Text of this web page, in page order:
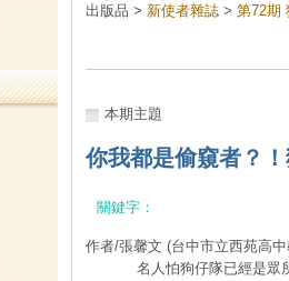
出版品 > 新使者雜誌 > 第72期
本期主題
你我都是偷窺者？
關鍵字：
作者/張馨文 (台中市立西苑高
名人怕狗仔隊已經是眾所